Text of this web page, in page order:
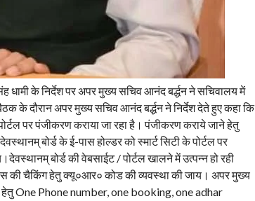
के निर्देश पर अपर मुख्य सचिव आनंद बर्द्धन ने सचिवालय में
के दौरान अपर मुख्य सचिव आनंद बर्द्धन ने निर्देश देते हुए कहा कि
पर पंजीकरण कराया जा रहा है। पंजीकरण कराये जाने हेतु
बोर्ड के ई-पास होल्डर को स्मार्ट सिटी के पोर्टल पर
बोर्ड की वेबसाईट / पोर्टल खालने में उत्पन्न हो रही
की चैकिंग हेतु क्यू०आर० कोड की व्यवस्था की जाय। अपर मुख्य
हेतु One Phone number, one booking, one adhar